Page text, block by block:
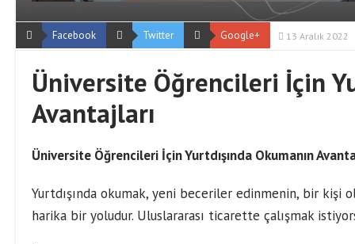
Facebook Twitter Google+ 13 Aralık 2022
Üniversite Öğrencileri İçin
Avantajları
Üniversite Öğrencileri İçin Yurtdışında Okumanın
Yurtdışında okumak, yeni beceriler edinmenin, bir kişi
harika bir yoludur. Uluslararası ticarette çalışmak